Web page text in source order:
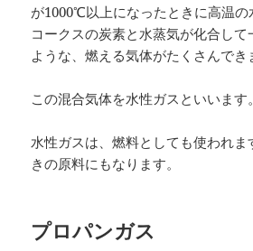
が1000℃以上になったときに高温の
コークスの炭素と水蒸気が化合し
ような、燃える気体がたくさんでき
この混合気体を水性ガスといいます。
水性ガスは、燃料としても使われま
きの原料にもなります。
プロパンガス